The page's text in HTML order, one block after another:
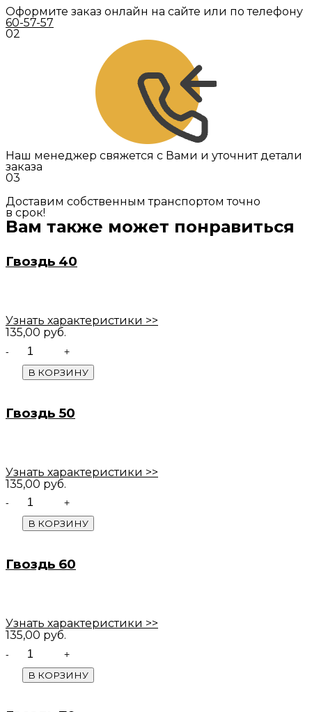
Оформите заказ онлайн на сайте или по телефону
60-57-57
02
Наш менеджер свяжется с Вами и уточнит детали
заказа
03
Доставим собственным транспортом точно
в срок!
Вам также может понравиться
Гвоздь 40
Узнать характеристики >>
135,00 руб.
В КОРЗИНУ
Гвоздь 50
Узнать характеристики >>
135,00 руб.
Quantity
В КОРЗИНУ
Гвоздь 60
Узнать характеристики >>
135,00 руб.
В КОРЗИНУ